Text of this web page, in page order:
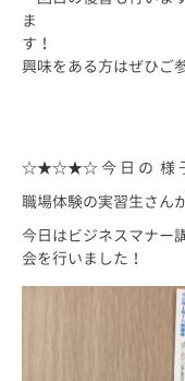
ま
す！
興味をある方はぜひご
☆★☆★☆ 今 日 の
職場体験の実習生さん
今日はビジネスマナー
会を行いました！